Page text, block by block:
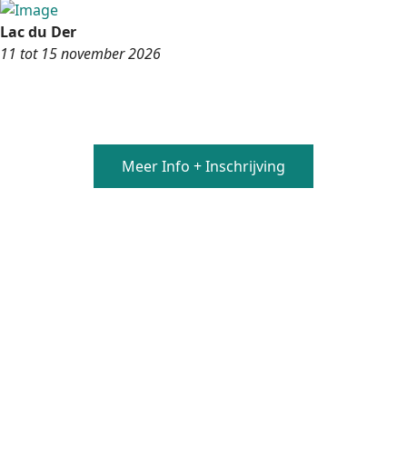
Lac du Der
11 tot 15 november 2026
Meer Info + Inschrijving